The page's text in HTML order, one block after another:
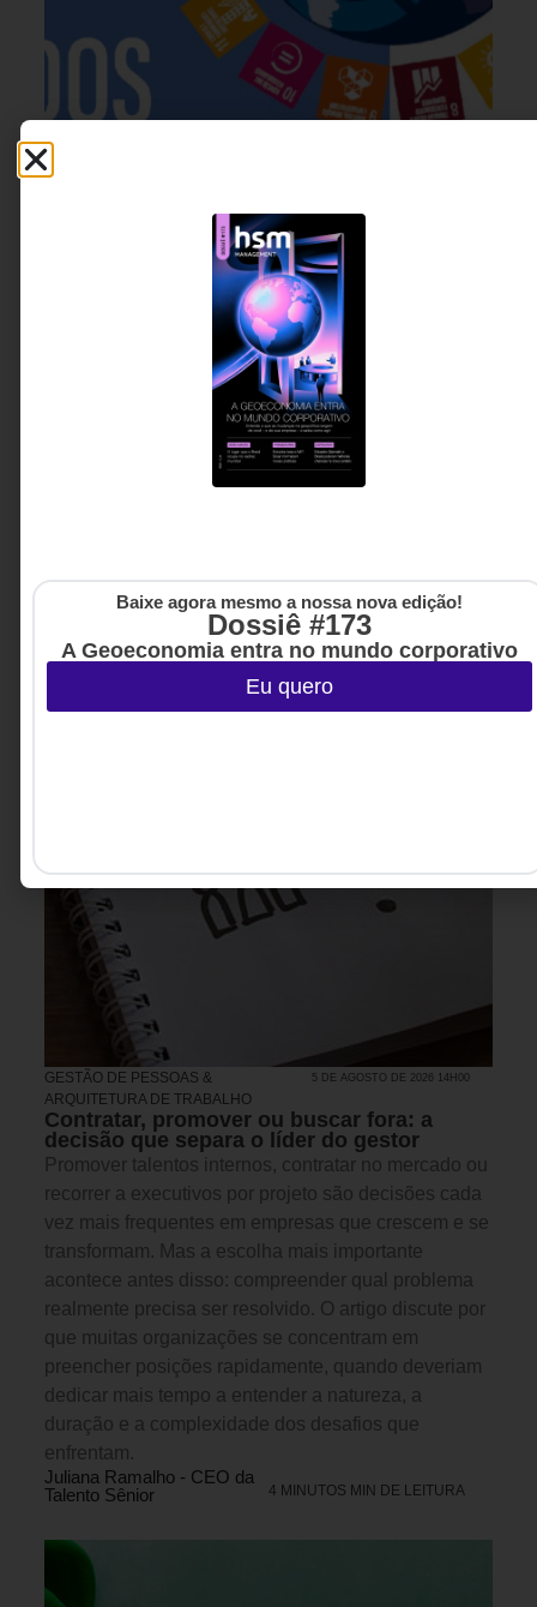
ESG
ARQUITETURA DE TRABALHO
trabalho digno às pessoas com deficiência
e avançar nos ODSs da agenda 2030?
Trinta e cinco anos após a criação da Lei de Cotas,
a inclusão de pessoas com deficiência no mercado
de trabalho continua sendo medida principalmente
pelo número de contratações. O desafio agora é
outro: garantir experiências de trabalho dignas,
acessíveis e capazes de promover desenvolvimento,
pertencimento e crescimento profissional.
Carolina Ignarra - CEO da
GESTÃO DE PESSOAS &
ARQUITETURA DE TRABALHO
5 DE AGOSTO DE 2026 14H00
Contratar, promover ou buscar fora: a
decisão que separa o líder do gestor
Promover talentos internos, contratar no mercado ou
recorrer a executivos por projeto são decisões cada
vez mais frequentes em empresas que crescem e se
transformam. Mas a escolha mais importante
acontece antes disso: compreender qual problema
realmente precisa ser resolvido. O artigo discute por
que muitas organizações se concentram em
preencher posições rapidamente, quando deveriam
dedicar mais tempo a entender a natureza, a
duração e a complexidade dos desafios que
enfrentam.
Juliana Ramalho - CEO da
Talento Sênior
4 MINUTOS MIN DE LEITURA
Baixe agora mesmo a nossa nova edição!
Dossiê #173
A Geoeconomia entra no mundo corporativo
Eu quero